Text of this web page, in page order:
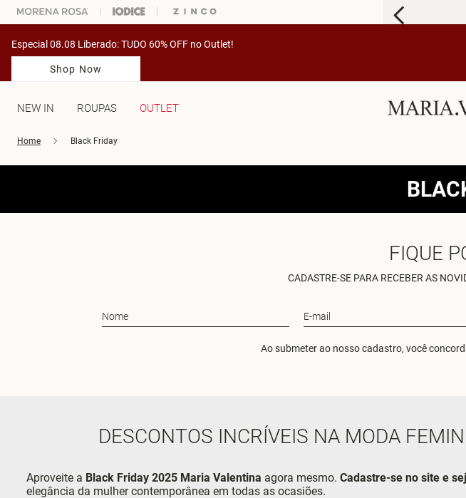
ESCOLHER SEU LOOK? FALE COM NOSSA PERSONAL SHOPPER.
Especial 08.08 Liberado: TUDO 60% OFF no Outlet!
Shop Now
NEW IN ROUPAS OUTLET
Home Black Friday
FIQUE
CADASTRE-SE PARA RECEBER AS
Ao submeter ao nosso cadastro, você
DESCONTOS INCRÍVEIS NA MODA
Aproveite a Black Friday 2025 Maria Valentina agora mesmo. Cadastre-se no site e
elegância da mulher contemporânea em todas as ocasiões.